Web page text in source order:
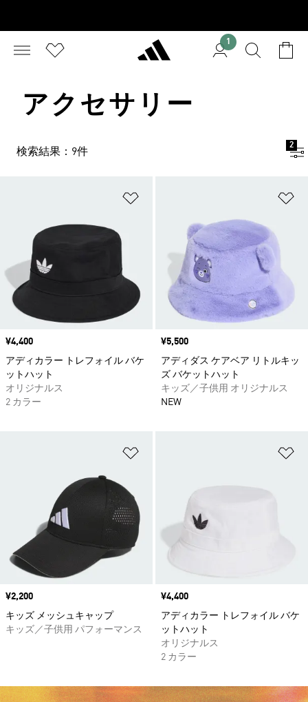
1
アクセサリー
検索結果：9件
2
価格
¥4,400
アディカラー トレフォイル バケ
ットハット
オリジナルス
2 カラー
価格
¥5,500
アディダス ケアベア リトルキッ
ズ バケットハット
キッズ／子供用 オリジナルス
NEW
価格
¥2,200
キッズ メッシュキャップ
キッズ／子供用 パフォーマンス
価格
¥4,400
アディカラー トレフォイル バケ
ットハット
オリジナルス
2 カラー